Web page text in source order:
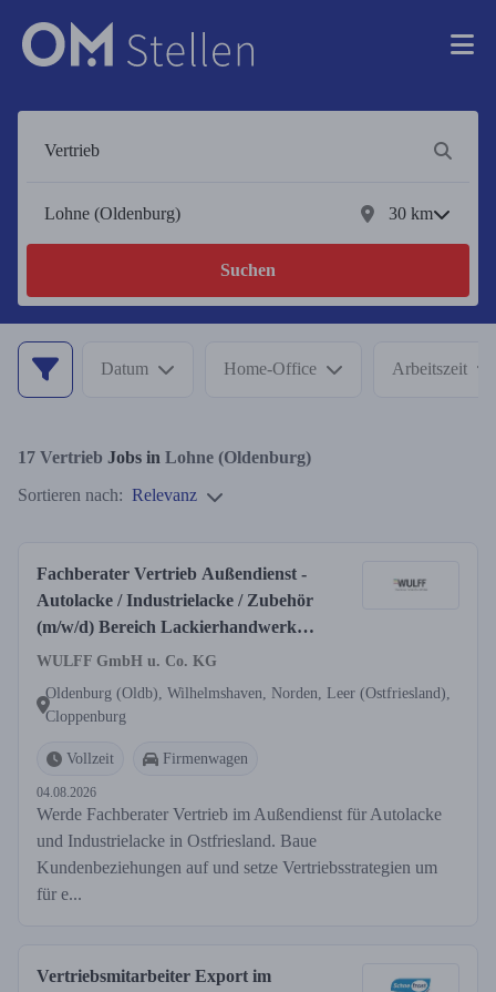
30 km
Suchen
Datum Home-Office Arbeitszeit
17 Vertrieb Jobs in Lohne (Oldenburg)
Sortieren nach: Relevanz
Fachberater Vertrieb Außendienst -
Autolacke / Industrielacke / Zubehör
(m/w/d) Bereich Lackierhandwerk
Region Ostfriesland, Oldenburger
WULFF GmbH u. Co. KG
Oldenburg (Oldb), Wilhelmshaven, Norden, Leer (Ostfriesland),
Cloppenburg
Vollzeit Firmenwagen
04.08.2026
Werde Fachberater Vertrieb im Außendienst für Autolacke
und Industrielacke in Ostfriesland. Baue
Kundenbeziehungen auf und setze Vertriebsstrategien um
für e...
Vertriebsmitarbeiter Export im